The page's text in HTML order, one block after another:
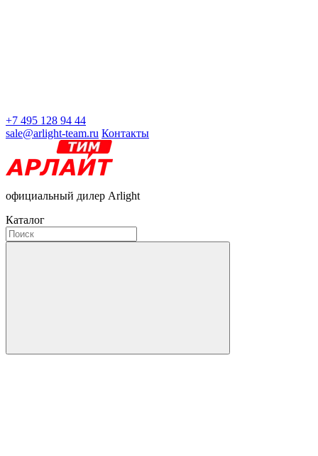
+7 495 128 94 44
sale@arlight-team.ru Контакты
официальный дилер Arlight
Каталог